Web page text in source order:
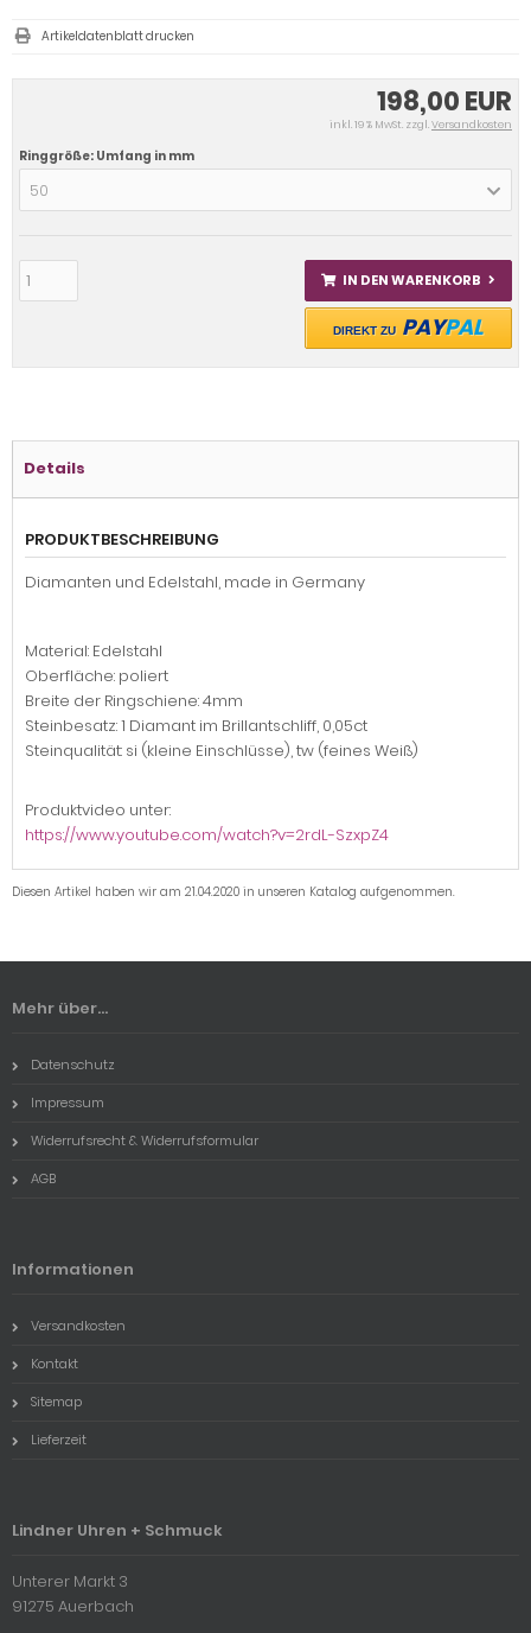
198,00 EUR
inkl. 19 % MwSt. zzgl.Versandkosten
Ringgröße: Umfang in mm
50
IN DEN WARENKORB
DIREKT ZU PAYPAL
Artikeldatenblatt drucken
Details
PRODUKTBESCHREIBUNG
Diamanten und Edelstahl, made in Germany
Material: Edelstahl
Oberfläche: poliert
Breite der Ringschiene: 4mm
Steinbesatz: 1 Diamant im Brillantschliff, 0,05ct
Steinqualität: si (kleine Einschlüsse), tw (feines Weiß)
Produktvideo unter:
https://www.youtube.com/watch?v=2rdL-SzxpZ4
Diesen Artikel haben wir am 21.04.2020 in unseren Katalog aufgenommen.
Mehr über...
Datenschutz
Impressum
Widerrufsrecht & Widerrufsformular
AGB
Informationen
Versandkosten
Kontakt
Sitemap
Lieferzeit
Lindner Uhren + Schmuck
Unterer Markt 3
91275 Auerbach